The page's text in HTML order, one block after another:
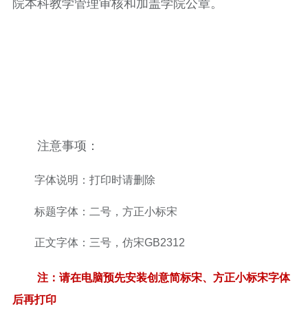
院本科教学管理审核和加盖学院公章。
注意事项：
字体说明：打印时请删除
标题字体：二号，方正小标宋
正文字体：三号，仿宋GB2312
注：请在电脑预先安装创意简标宋、方正小标宋字体
后再打印